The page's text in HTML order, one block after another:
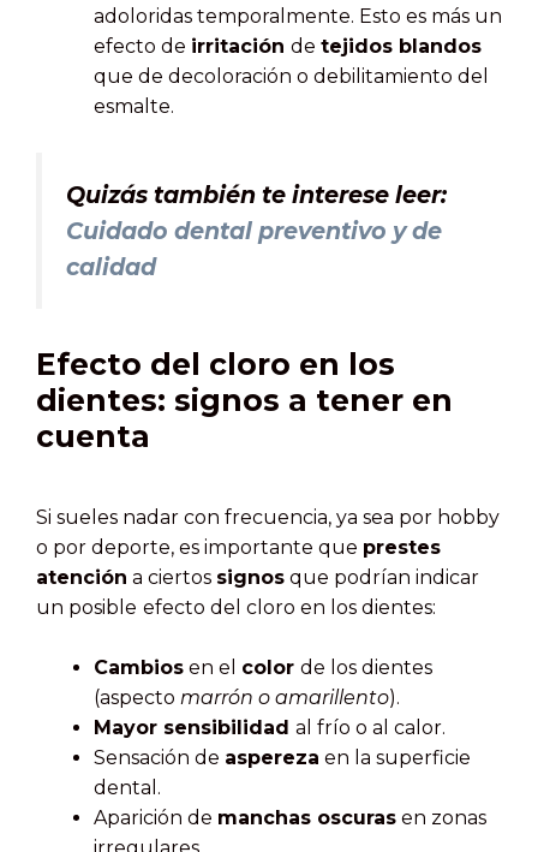
adoloridas temporalmente. Esto es más un
efecto de irritación de tejidos blandos
que de decoloración o debilitamiento del
esmalte.
Quizás también te interese leer:
Cuidado dental preventivo y de
calidad
Efecto del cloro en los
dientes: signos a tener en
cuenta
Si sueles nadar con frecuencia, ya sea por hobby
o por deporte, es importante que prestes
atención a ciertos signos que podrían indicar
un posible efecto del cloro en los dientes:
Cambios en el color de los dientes
(aspecto marrón o amarillento).
Mayor sensibilidad al frío o al calor.
Sensación de aspereza en la superficie
dental.
Aparición de manchas oscuras en zonas